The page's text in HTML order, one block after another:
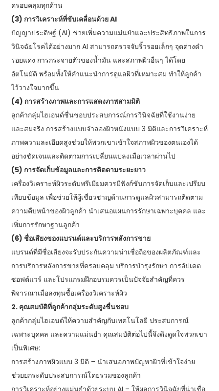
ครอบคลุมทุกด้าน
(3) การวิเคราะห์ที่ขับเคลื่อนด้วย AI
ปัญญาประดิษฐ์ (AI) ช่วยเพิ่มความแม่นยำและประสิทธิภาพในการ
วินิจฉัยโรคได้อย่างมาก AI สามารถตรวจจับริ้วรอยเล็กๆ จุดด่างดำ
รอยแดง การกระจายตัวของน้ำมัน และสภาพผิวอื่นๆ ได้โดย
อัตโนมัติ พร้อมทั้งให้คำแนะนำการดูแลผิวที่เหมาะสม ทำให้ลูกค้า
ไว้วางใจมากขึ้น
(4) การสร้างภาพและการแสดงภาพสามมิติ
ลูกค้ากลุ่มไฮเอนด์ชื่นชอบประสบการณ์การวินิจฉัยที่ใช้งานง่าย
และสมจริง การสร้างแบบจำลองผิวหนังแบบ 3 มิติและการวิเคราะห์
ภาพความละเอียดสูงช่วยให้พวกเขาเข้าใจสภาพผิวของตนเองได้
อย่างชัดเจนและติดตามการเปลี่ยนแปลงเมื่อเวลาผ่านไป
(5) การจัดเก็บข้อมูลและการติดตามระยะยาว
เครื่องวิเคราะห์ผิวระดับพรีเมียมควรมีฟังก์ชันการจัดเก็บและเปรียบ
เทียบข้อมูล เพื่อช่วยให้ผู้เชี่ยวชาญด้านการดูแลผิวสามารถติดตาม
ความคืบหน้าของผิวลูกค้า นำเสนอแผนการรักษาเฉพาะบุคคล และ
เพิ่มการรักษาฐานลูกค้า
(6) ชื่อเสียงของแบรนด์และบริการหลังการขาย
แบรนด์ที่มีชื่อเสียงจะรับประกันความน่าเชื่อถือของผลิตภัณฑ์และ
การบริการหลังการขายที่ครอบคลุม บริการบำรุงรักษา การอัปเดต
ซอฟต์แวร์ และโปรแกรมฝึกอบรมควรเป็นปัจจัยสำคัญที่ควร
พิจารณาเมื่อลงทุนซื้อเครื่องวิเคราะห์ผิว
2. คุณสมบัติที่ลูกค้ากลุ่มระดับสูงชื่นชอบ
ลูกค้ากลุ่มไฮเอนด์ให้ความสำคัญกับเทคโนโลยี ประสบการณ์
เฉพาะบุคคล และความแม่นยำ คุณสมบัติต่อไปนี้จึงดึงดูดใจพวกเขา
เป็นพิเศษ:
การสร้างภาพผิวแบบ 3 มิติ – นำเสนอภาพปัญหาผิวที่เข้าใจง่าย
ช่วยยกระดับประสบการณ์โดยรวมของลูกค้า